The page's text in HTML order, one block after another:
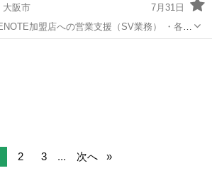
大阪市
7月31日
加盟店への営業支援（SV業務） ・各種
運営 ・加盟店との定期ミーティング ・エン
2 3 ... 次へ